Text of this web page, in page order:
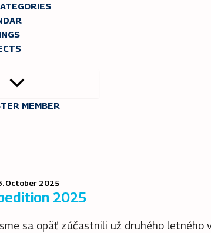
MEMBER
October 2025
2025
sa opäť zúčastnili už druhého letného